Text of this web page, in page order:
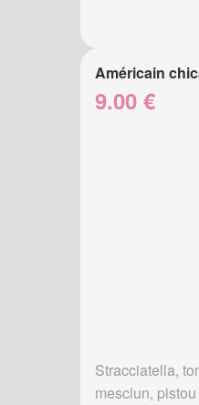
Américain
9.00 €
Stracciatella,
mesclun, pistou